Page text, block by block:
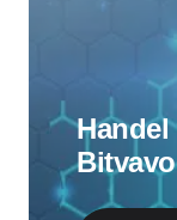
Handel
Bitvavo